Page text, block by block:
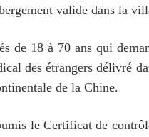
valide dans la
de 18 à 70 ans qui
des étrangers délivré
de la Chine.
le Certificat de